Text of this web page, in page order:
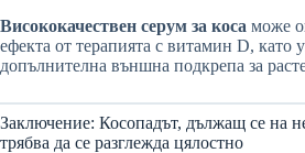
Висококачествен серум за коса може
ефекта от терапията с витамин D, като
допълнителна външна подкрепа за
Заключение: Косопадът, дължащ се на
трябва да се разглежда цялостно